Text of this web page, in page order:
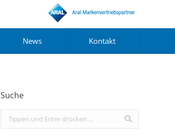
News Kontakt
Suche
Search: